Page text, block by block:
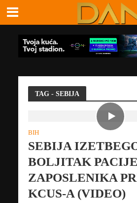
TAG - SEBIJA
BIH
SEBIJA
BOLJITAK
ZAPOSLENIKA
KCUS-A (VIDEO)